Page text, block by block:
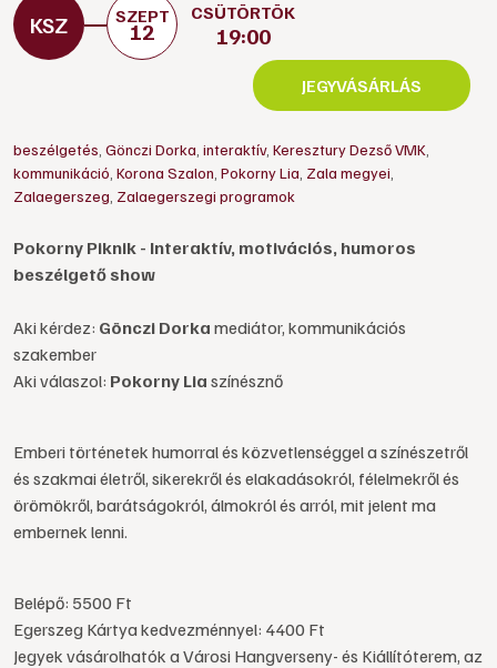
SZEPT
12
CSÜTÖRTÖK
19:00
JEGYVÁSÁRLÁS
beszélgetés Gönczi Dorka interaktív, Keresztury Dezső VMK
kommunikáció Korona Szalon Pokorny Lia Zala megyei
Zalaegerszeg Zalaegerszegi programok
Pokorny Piknik - Interaktív, motivációs, humoros
beszélgető show
Aki kérdez: Gönczi Dorka mediátor, kommunikációs
szakember
Aki válaszol: Pokorny Lia színésznő
Emberi történetek humorral és közvetlenséggel a színészetről
és szakmai életről, sikerekről és elakadásokról, félelmekről és
örömökről, barátságokról, álmokról és arról, mit jelent ma
embernek lenni.
Belépő: 5500 Ft
Egerszeg Kártya kedvezménnyel: 4400 Ft
Jegyek vásárolhatók a Városi Hangverseny- és Kiállítóterem, az